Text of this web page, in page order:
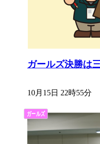
ガールズ決勝は
10月15日 22時55分